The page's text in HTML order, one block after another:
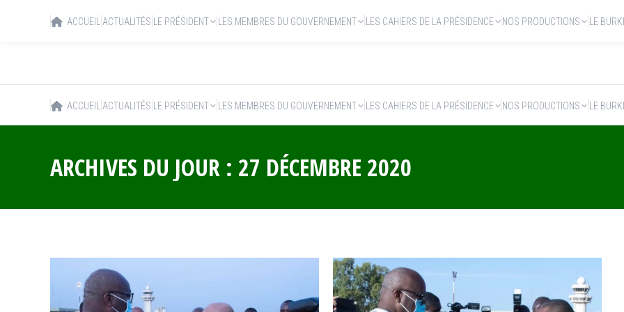
ACCUEIL ACTUALITÉS LE PRÉSIDENT LES MEMBRES DU GOUVERNEMENT LES CAHIERS DE LA PRÉSIDENCE NOS PRODUCTIONS LE
ARCHIVES DU JOUR : 27 DÉCEMBRE 2020
ACCUEIL ACTUALITÉS LE PRÉSIDENT LES MEMBRES DU GOUVERNEMENT LES CAHIERS DE LA PRÉSIDENCE NOS PRODUCTIONS LE